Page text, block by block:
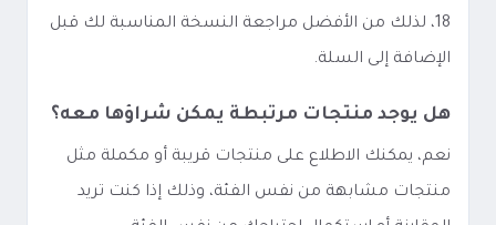
18، لذلك من الأفضل مراجعة النسخة المناسبة لك قبل
الإضافة إلى السلة.
هل يوجد منتجات مرتبطة يمكن شراؤها معه؟
نعم، يمكنك الاطلاع على منتجات قريبة أو مكملة مثل
منتجات مشابهة من نفس الفئة، وذلك إذا كنت تريد